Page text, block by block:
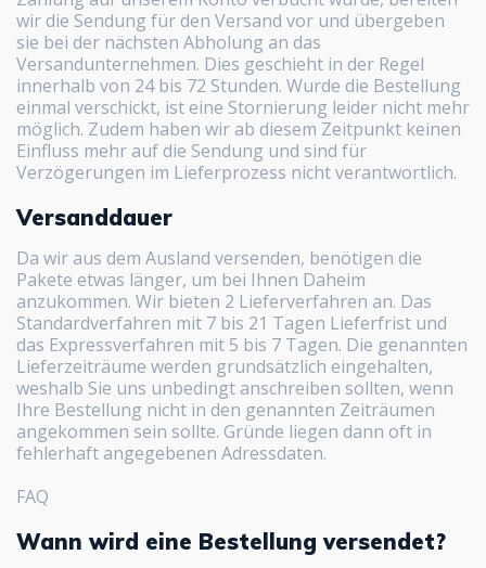
wir die Sendung für den Versand vor und übergeben
sie bei der nächsten Abholung an das
Versandunternehmen. Dies geschieht in der Regel
innerhalb von 24 bis 72 Stunden. Wurde die Bestellung
einmal verschickt, ist eine Stornierung leider nicht mehr
möglich. Zudem haben wir ab diesem Zeitpunkt keinen
Einfluss mehr auf die Sendung und sind für
Verzögerungen im Lieferprozess nicht verantwortlich.
Versanddauer
Da wir aus dem Ausland versenden, benötigen die
Pakete etwas länger, um bei Ihnen Daheim
anzukommen. Wir bieten 2 Lieferverfahren an. Das
Standardverfahren mit 7 bis 21 Tagen Lieferfrist und
das Expressverfahren mit 5 bis 7 Tagen. Die genannten
Lieferzeiträume werden grundsätzlich eingehalten,
weshalb Sie uns unbedingt anschreiben sollten, wenn
Ihre Bestellung nicht in den genannten Zeiträumen
angekommen sein sollte. Gründe liegen dann oft in
fehlerhaft angegebenen Adressdaten.
FAQ
Wann wird eine Bestellung versendet?